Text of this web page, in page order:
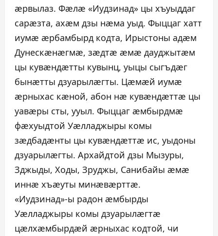
æрвылаз. Фæлæ «Иудзинад» цы хъуыддаг
сарæзта, ахæм дзы нæма уыд. Фыццаг хатт
иумæ æрбамбырд кодта, Ирыстоны адæм
Дунескæнæгмæ, зæдтæ æмæ дауджытæм
цы кувæндæтты кувынц, уыцы сыгъдæг
бынæтты дзуарылæгты. Цæмæй иумæ
æрныхас кæной, абон нæ кувæндæттæ цы
уавæры сты, ууыл. Фыццаг æмбырдмæ
фæхуыдтой Уæлладжыры комы
зæдбадæнты цы кувæндæттæ ис, уыдоны
дзуарылæгты. Архайдтой дзы Мызуры,
Зджыды, Ходы, Зруджы, Санибайы æмæ
иннæ хъæуты минæвæрттæ.
«Иудзинад»-ы радон æмбырды
Уæлладжыры комы дзуарылæгтæ
цæлхæмбырдæй æрныхас кодтой, чи